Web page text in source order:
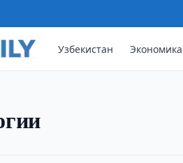
Узбекистан Экономика
десять лет этот показатель